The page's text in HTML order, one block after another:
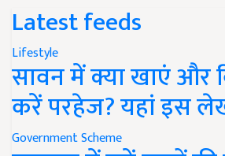
Latest feeds
Lifestyle
सावन में क्या खाएं और
करें परहेज? यहां इस
Government Scheme